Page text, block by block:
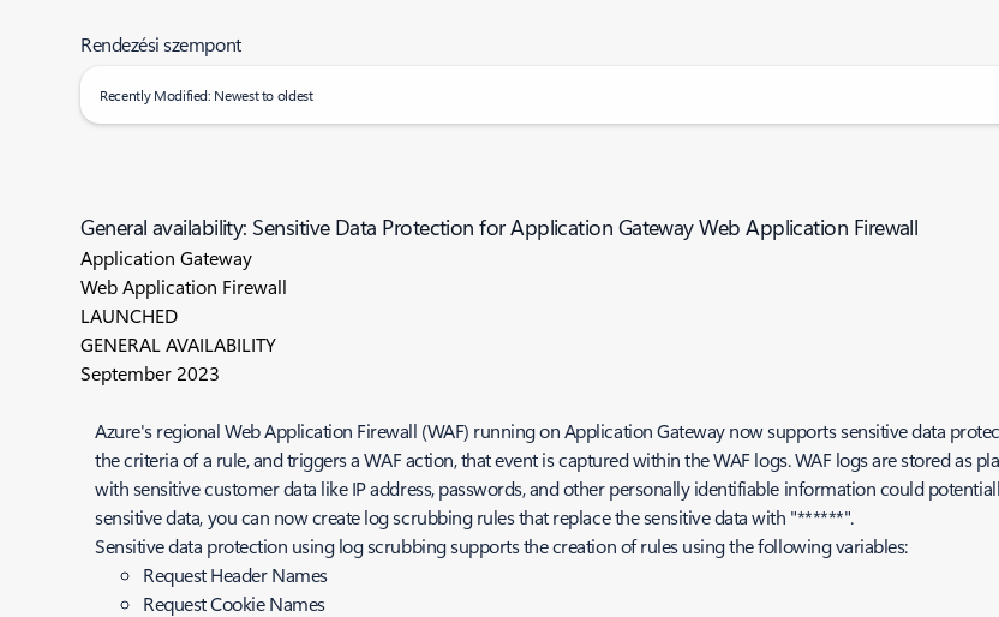
Rendezési szempont
Recently Modified: Newest to oldest
General availability: Sensitive Data Protection for Application Gateway Web Application Firewall
Application Gateway
Web Application Firewall
LAUNCHED
GENERAL AVAILABILITY
September 2023
Azure's regional Web Application Firewall (WAF) running on Application Gateway now supports sensitive data
the criteria of a rule, and triggers a WAF action, that event is captured within the WAF logs. WAF logs are stored as
with sensitive customer data like IP address, passwords, and other personally identifiable information could
sensitive data, you can now create log scrubbing rules that replace the sensitive data with "******".
Sensitive data protection using log scrubbing supports the creation of rules using the following variables:
Request Header Names
Request Cookie Names